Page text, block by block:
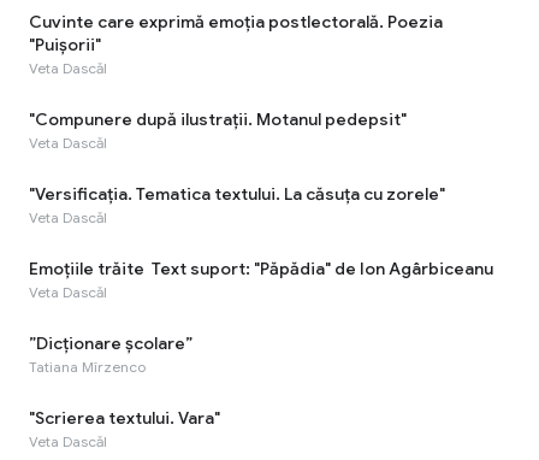
Cuvinte care exprimă emoţia postlectorală. Poezia
"Puișorii"
Veta Dascăl
"Compunere după ilustrații. Motanul pedepsit"
Veta Dascăl
"Versificaţia. Tematica textului. La căsuța cu zorele"
Veta Dascăl
Emoţiile trăite Text suport: "Păpădia" de Ion Agârbiceanu
Veta Dascăl
”Dicționare școlare”
Tatiana Mîrzenco
"Scrierea textului. Vara"
Veta Dascăl